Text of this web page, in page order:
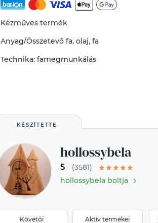
Kézműves termék
Anyag/Összetevőfa,olaj,fa
Technika:famegmunkálás
KÉSZÍTETTE
hollossybela
5
(3581)
hollossybela boltja
›
Követői Aktív termékei